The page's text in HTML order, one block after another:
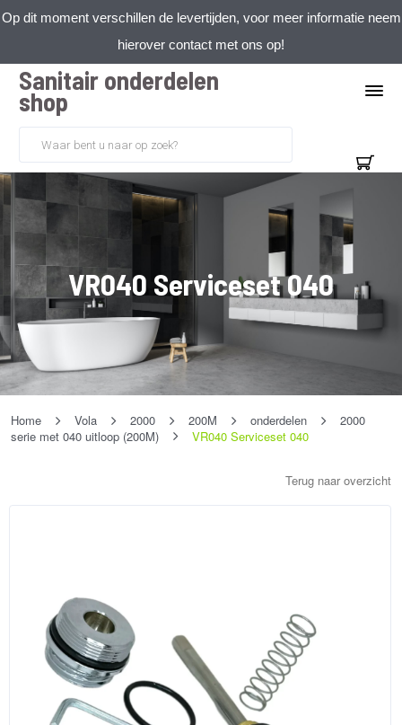
Op dit moment verschillen de levertijden, voor meer informatie neem
hierover contact met ons op!
Sanitair onderdelen
shop
VR040 Serviceset 040
Home Vola 2000 200M onderdelen
2000
serie met 040 uitloop (200M)
VR040 Serviceset 040
Terug naar overzicht